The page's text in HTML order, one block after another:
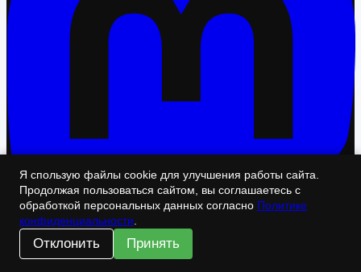
Я спользую файлы cookie для улучшения работы сайта.
Продолжая пользоваться сайтом, вы соглашаетесь с
обработкой персональных данных согласно Политике
конфиденциальности
Отклонить Принять